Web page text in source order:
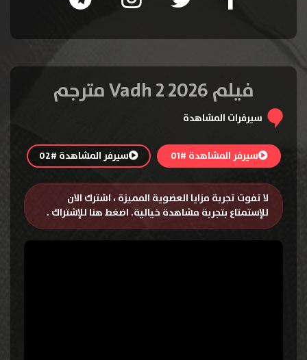
فيلم Vadh 2 2026 مترجم
سيرفرات المشاهدة
سيرفر المشاهدة #01 سيرفر المشاهدة #02
لا تفوت تجربة مزايا العضوية المميزة ، اشترك الان
للإستمتاع بتجربة مشاهدة خيالية. اضغط هنا للإشتراك .